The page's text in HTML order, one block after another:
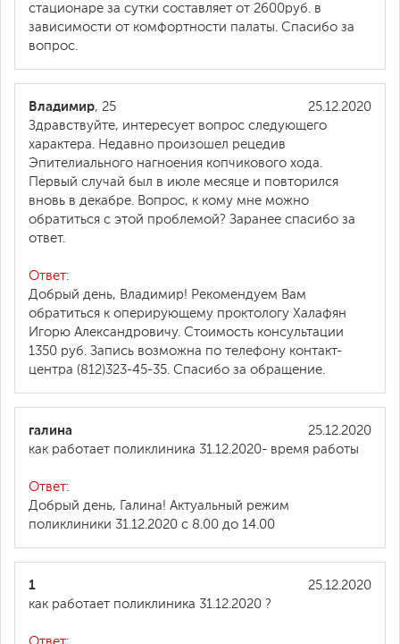
стационаре за сутки составляет от 2600руб. в
зависимости от комфортности палаты. Спасибо за
вопрос.
25.12.2020
Владимир, 25
Здравствуйте, интересует вопрос следующего
характера. Недавно произошел рецедив
Эпителиального нагноения копчикового хода.
Первый случай был в июле месяце и повторился
вновь в декабре. Вопрос, к кому мне можно
обратиться с этой проблемой? Заранее спасибо за
ответ.
Ответ:
Добрый день, Владимир! Рекомендуем Вам
обратиться к оперирующему проктологу Халафян
Игорю Александровичу. Стоимость консультации
1350 руб. Запись возможна по телефону контакт-
центра (812)323-45-35. Спасибо за обращение.
25.12.2020
галина
как работает поликлиника 31.12.2020- время работы
Ответ:
Добрый день, Галина! Актуальный режим
поликлиники 31.12.2020 с 8.00 до 14.00
25.12.2020
1
как работает поликлиника 31.12.2020 ?